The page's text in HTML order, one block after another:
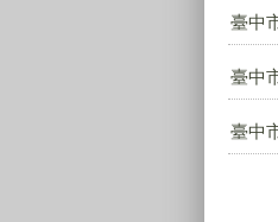
臺中
臺中
臺中